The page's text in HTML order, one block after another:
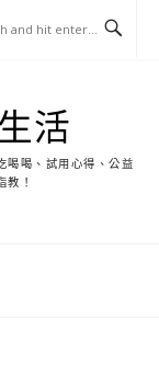
活
喝喝、試用心得、公益
教！